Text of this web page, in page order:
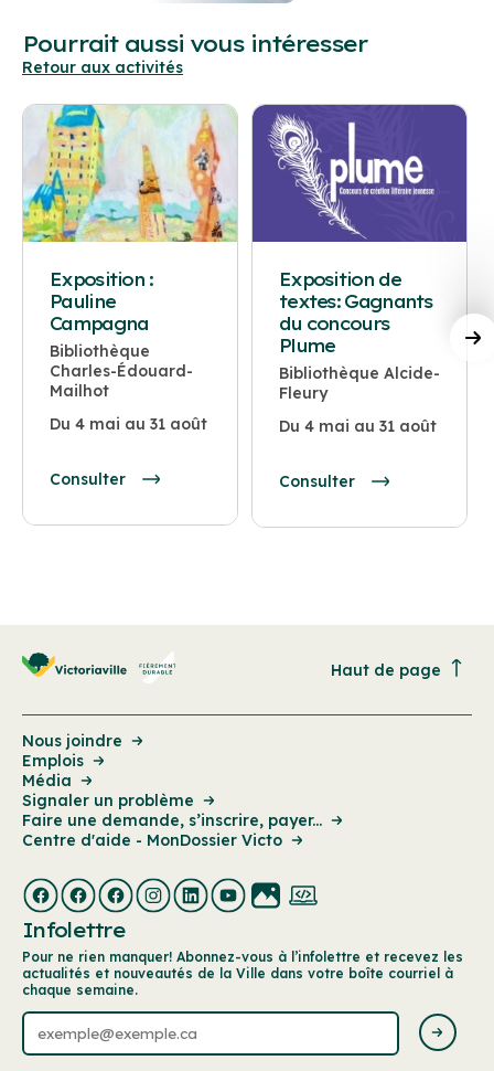
Pourrait aussi vous intéresser
Retour aux activités
Exposition :
Pauline
Campagna
Bibliothèque
Charles-Édouard-
Mailhot
Du 4 mai au 31 août
Consulter
Exposition de
textes: Gagnants
du concours
Plume
Bibliothèque Alcide-
Fleury
Du 4 mai au 31 août
Consulter
Haut de page
Nous joindre
Emplois
Média
Signaler un problème
Faire une demande, s’inscrire, payer...
Centre d'aide - MonDossier Victo
Infolettre
Pour ne rien manquer! Abonnez-vous à l’infolettre et recevez les
actualités et nouveautés de la Ville dans votre boîte courriel à
chaque semaine.